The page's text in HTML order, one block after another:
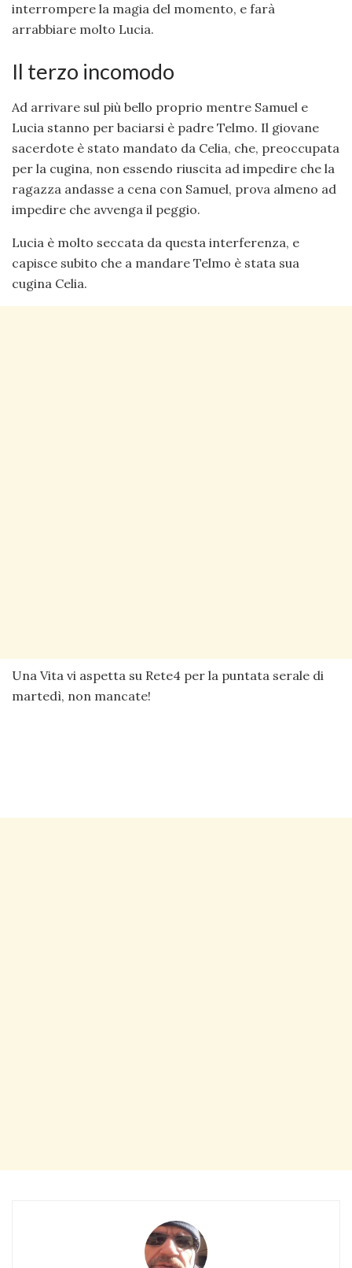
interrompere la magia del momento, e farà
arrabbiare molto Lucia.
Il terzo incomodo
Ad arrivare sul più bello proprio mentre Samuel e
Lucia stanno per baciarsi è padre Telmo. Il giovane
sacerdote è stato mandato da Celia, che, preoccupata
per la cugina, non essendo riuscita ad impedire che la
ragazza andasse a cena con Samuel, prova almeno ad
impedire che avvenga il peggio.
Lucia è molto seccata da questa interferenza, e
capisce subito che a mandare Telmo è stata sua
cugina Celia.
Una Vita vi aspetta su Rete4 per la puntata serale di
martedì, non mancate!